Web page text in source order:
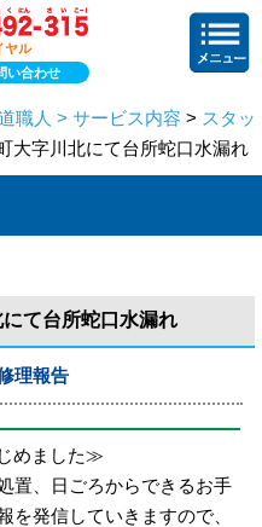
ヤル
い合わせ
職人 > サービス内容 > スタッ
大字川北にて台所蛇口水漏れ
て台所蛇口水漏れ
理報告
めました≫
置、日ごろからできるお手
を発信していきますので、